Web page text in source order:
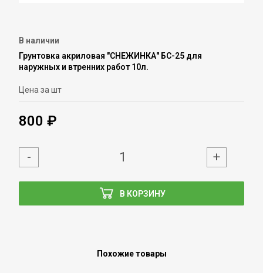
В наличии
Грунтовка акриловая "СНЕЖИНКА" БС-25 для
наружных и втренних работ 10л.
Цена за шт
800 ₽
В КОРЗИНУ
- +
Похожие товары